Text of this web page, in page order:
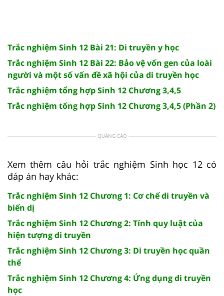
Trắc nghiệm Sinh 12 Bài 21: Di truyền y học
Trắc nghiệm Sinh 12 Bài 22: Bảo vệ vốn gen của loài
người và một số vấn đề xã hội của di truyền học
Trắc nghiệm tổng hợp Sinh 12 Chương 3,4,5
Trắc nghiệm tổng hợp Sinh 12 Chương 3,4,5 (Phần 2)
QUẢNG CÁO
Xem thêm câu hỏi trắc nghiệm Sinh học 12 có
đáp án hay khác:
Trắc nghiệm Sinh 12 Chương 1: Cơ chế di truyền và
biến dị
Trắc nghiệm Sinh 12 Chương 2: Tính quy luật của
hiện tượng di truyền
Trắc nghiệm Sinh 12 Chương 3: Di truyền học quần
thể
Trắc nghiệm Sinh 12 Chương 4: Ứng dụng di truyền
học